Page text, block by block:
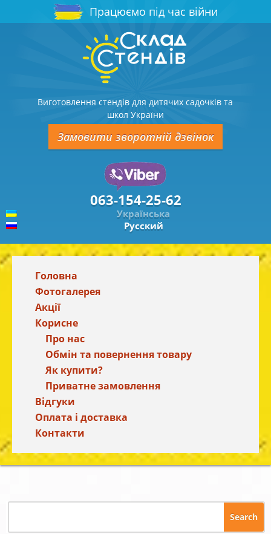
Працюємо під час війни
Виготовлення стендів для дитячих садочків та
школ України
Замовити зворотній дзвінок
063-154-25-62
Українська
Русский
Головна
Фотогалерея
Акції
Корисне
Про нас
Обмін та повернення товару
Як купити?
Приватне замовлення
Відгуки
Оплата і доставка
Контакти